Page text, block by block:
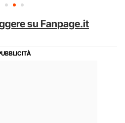
su Fanpage.it